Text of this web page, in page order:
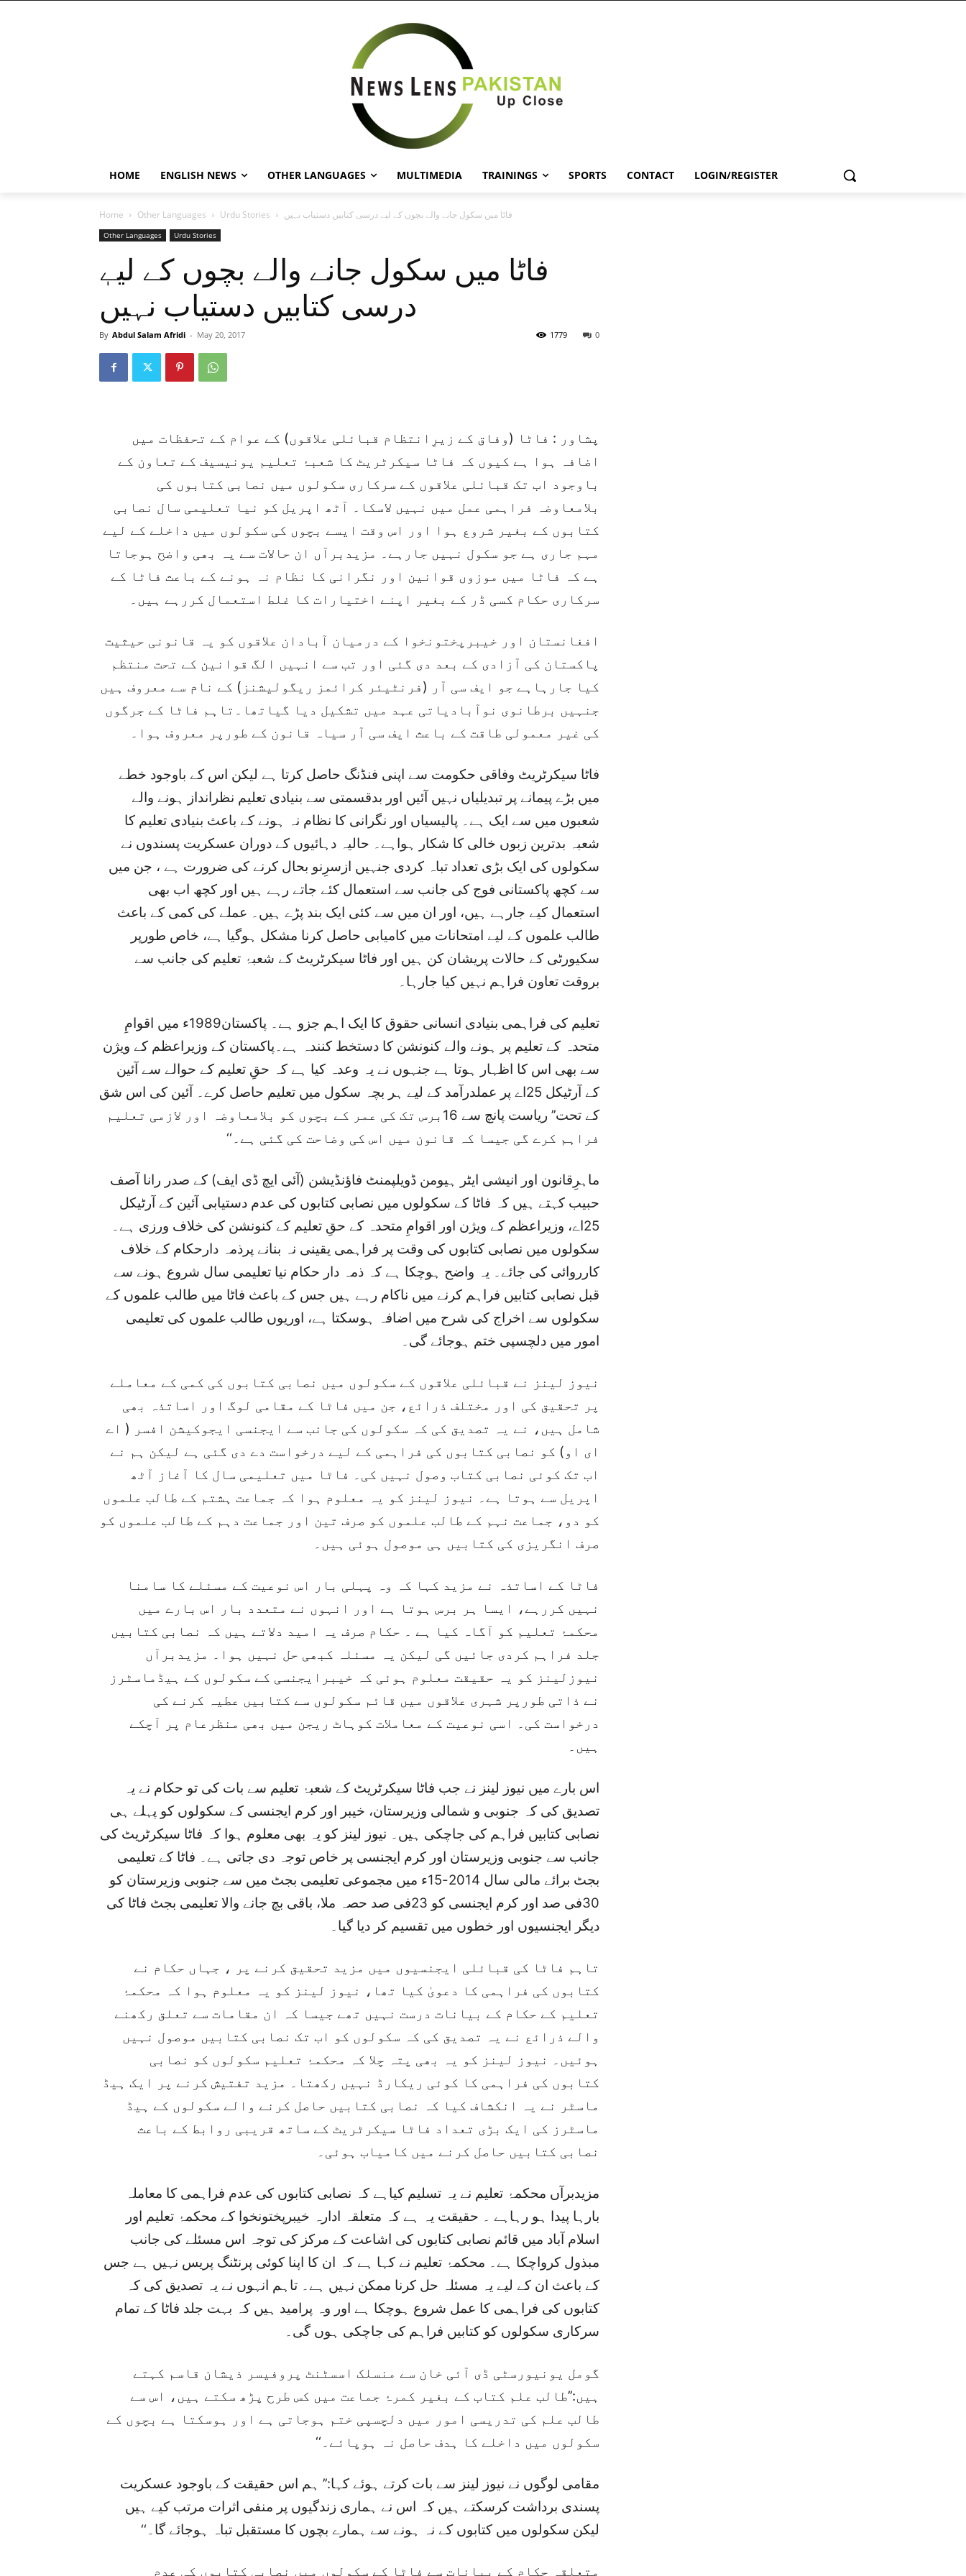
HOME ENGLISH NEWS OTHER LANGUAGES MULTIMEDIA TRAININGS SPORTS CONTACT LOGIN/REGISTER
Home Other Languages Urdu Stories ٖفاٹا میں سکول جانے والے بچوں کے لیے درسی کتابیں دستیاب نہیں
Other Languages Urdu Stories
درسی کتابیں دستیاب نہیں
By Abdul Salam Afridi - May 20, 2017 0
1779
پشاور : فاٹا (وفاق کے زیرِانتظام قبائلی علاقوں) کے عوام کے تحفظات میں
اضافہ ہوا ہے کیوں کہ فاٹا سیکرٹریٹ کا شعبۂ تعلیم یونیسیف کے تعاون کے
باوجود اب تک قبائلی علاقوں کے سرکاری سکولوں میں نصابی کتابوں کی
بلامعاوضہ فراہمی عمل میں نہیں لاسکا۔ آٹھ اپریل کو نیا تعلیمی سال نصابی
کتابوں کے بغیر شروع ہوا اور اس وقت ایسے بچوں کی سکولوں میں داخلے کے لیے
مہم جاری ہے جو سکول نہیں جارہے۔ مزیدبرآں ان حالات سے یہ بھی واضح ہوجاتا
ہے کہ فاٹا میں موزوں قوانین اور نگرانی کا نظام نہ ہونے کے باعث فاٹا کے
سرکاری حکام کسی ڈر کے بغیر اپنے اختیارات کا غلط استعمال کررہے ہیں۔
افغانستان اور خیبرپختونخوا کے درمیان آبادان علاقوں کو یہ قانونی حیثیت
پاکستان کی آزادی کے بعد دی گئی اور تب سے انہیں الگ قوانین کے تحت منتظم
کیا جارہاہے جو ایف سی آر (فرنٹیئر کرائمز ریگولیشنز) کے نام سے معروف ہیں
جنہیں برطانوی نوآبادیاتی عہد میں تشکیل دیا گیاتھا۔تاہم فاٹا کے جرگوں
کی غیر معمولی طاقت کے باعث ایف سی آر سیاہ قانون کے طورپر معروف ہوا۔
فاٹا سیکرٹریٹ وفاقی حکومت سے اپنی فنڈنگ حاصل کرتا ہے لیکن اس کے باوجود خطے
میں بڑے پیمانے پر تبدیلیاں نہیں آئیں اور بدقسمتی سے بنیادی تعلیم نظرانداز ہونے والے
شعبوں میں سے ایک ہے۔ پالیسیاں اور نگرانی کا نظام نہ ہونے کے باعث بنیادی تعلیم کا
شعبہ بدترین زبوں خالی کا شکار ہواہے۔ حالیہ دہائیوں کے دوران عسکریت پسندوں نے
سکولوں کی ایک بڑی تعداد تباہ کردی جنہیں ازسرِنو بحال کرنے کی ضرورت ہے ، جن میں
سے کچھ پاکستانی فوج کی جانب سے استعمال کئے جاتے رہے ہیں اور کچھ اب بھی
استعمال کیے جارہے ہیں، اور ان میں سے کئی ایک بند پڑے ہیں۔ عملے کی کمی کے باعث
طالب علموں کے لیے امتحانات میں کامیابی حاصل کرنا مشکل ہوگیا ہے، خاص طورپر
سکیورٹی کے حالات پریشان کن ہیں اور فاٹا سیکرٹریٹ کے شعبۂ تعلیم کی جانب سے
بروقت تعاون فراہم نہیں کیا جارہا۔
تعلیم کی فراہمی بنیادی انسانی حقوق کا ایک اہم جزو ہے۔ پاکستان1989ء میں اقوامِ
متحدہ کے تعلیم پر ہونے والے کنونشن کا دستخط کنندہ ہے۔پاکستان کے وزیراعظم کے ویژن
سے بھی اس کا اظہار ہوتا ہے جنہوں نے یہ وعدہ کیا ہے کہ حقِ تعلیم کے حوالے سے آئین
کے آرٹیکل 25اے پر عملدرآمد کے لیے ہر بچہ سکول میں تعلیم حاصل کرے۔ آئین کی اس شق
کے تحت’’ ریاست پانچ سے 16برس تک کی عمر کے بچوں کو بلامعاوضہ اور لازمی تعلیم
فراہم کرے گی جیسا کہ قانون میں اس کی وضاحت کی گئی ہے۔‘‘
ماہرِقانون اور انیشی ایٹر ہیومن ڈویلپمنٹ فاؤنڈیشن (آئی ایچ ڈی ایف) کے صدر رانا آصف
حبیب کہتے ہیں کہ فاٹا کے سکولوں میں نصابی کتابوں کی عدم دستیابی آئین کے آرٹیکل
25اے، وزیراعظم کے ویژن اور اقوامِ متحدہ کے حقِ تعلیم کے کنونشن کی خلاف ورزی ہے۔
سکولوں میں نصابی کتابوں کی وقت پر فراہمی یقینی نہ بنانے پرذمہ دارحکام کے خلاف
کارروائی کی جائے۔ یہ واضح ہوچکا ہے کہ ذمہ دار حکام نیا تعلیمی سال شروع ہونے سے
قبل نصابی کتابیں فراہم کرنے میں ناکام رہے ہیں جس کے باعث فاٹا میں طالب علموں کے
سکولوں سے اخراج کی شرح میں اضافہ ہوسکتا ہے، اوریوں طالب علموں کی تعلیمی
امور میں دلچسپی ختم ہوجائے گی۔
نیوز لینز نے قبائلی علاقوں کے سکولوں میں نصابی کتابوں کی کمی کے معاملے
پر تحقیق کی اور مختلف ذرائع، جن میں فاٹا کے مقامی لوگ اور اساتذہ بھی
شامل ہیں، نے یہ تصدیق کی کہ سکولوں کی جانب سے ایجنسی ایجوکیشن افسر ( اے
ای او) کو نصابی کتابوں کی فراہمی کے لیے درخواست دے دی گئی ہے لیکن ہم نے
اب تک کوئی نصابی کتاب وصول نہیں کی۔ فاٹا میں تعلیمی سال کا آغاز آٹھ
اپریل سے ہوتا ہے۔ نیوز لینز کو یہ معلوم ہوا کہ جماعت ہشتم کے طالب علموں
کو دو، جماعت نہم کے طالب علموں کو صرف تین اور جماعت دہم کے طالب علموں کو
صرف انگریزی کی کتابیں ہی موصول ہوئی ہیں۔
فاٹا کے اساتذہ نے مزید کہا کہ وہ پہلی بار اس نوعیت کے مسئلے کا سامنا
نہیں کررہے، ایسا ہر برس ہوتا ہے اور انہوں نے متعدد بار اس بارے میں
محکمۂ تعلیم کو آگاہ کیا ہے ۔ حکام صرف یہ امید دلاتے ہیں کہ نصابی کتابیں
جلد فراہم کردی جائیں گی لیکن یہ مسئلہ کبھی حل نہیں ہوا۔ مزیدبرآں
نیوزلینز کو یہ حقیقت معلوم ہوئی کہ خیبرایجنسی کے سکولوں کے ہیڈماسٹرز
نے ذاتی طورپر شہری علاقوں میں قائم سکولوں سے کتابیں عطیہ کرنے کی
درخواست کی۔ اسی نوعیت کے معاملات کوہاٹ ریجن میں بھی منظرعام پر آچکے
ہیں۔
اس بارے میں نیوز لینز نے جب فاٹا سیکرٹریٹ کے شعبۂ تعلیم سے بات کی تو حکام نے یہ
تصدیق کی کہ جنوبی و شمالی وزیرستان، خیبر اور کرم ایجنسی کے سکولوں کو پہلے ہی
نصابی کتابیں فراہم کی جاچکی ہیں۔ نیوز لینز کو یہ بھی معلوم ہوا کہ فاٹا سیکرٹریٹ کی
جانب سے جنوبی وزیرستان اور کرم ایجنسی پر خاص توجہ دی جاتی ہے۔ فاٹا کے تعلیمی
بجٹ برائے مالی سال 2014-15ء میں مجموعی تعلیمی بجٹ میں سے جنوبی وزیرستان کو
30فی صد اور کرم ایجنسی کو 23فی صد حصہ ملا، باقی بچ جانے والا تعلیمی بجٹ فاٹا کی
دیگر ایجنسیوں اور خطوں میں تقسیم کر دیا گیا۔
تاہم فاٹا کی قبائلی ایجنسیوں میں مزید تحقیق کرنے پر ، جہاں حکام نے
کتابوں کی فراہمی کا دعویٰ کیا تھا، نیوز لینز کو یہ معلوم ہوا کہ محکمۂ
تعلیم کے حکام کے بیانات درست نہیں تھے جیسا کہ ان مقامات سے تعلق رکھنے
والے ذرائع نے یہ تصدیق کی کہ سکولوں کو اب تک نصابی کتابیں موصول نہیں
ہوئیں۔ نیوز لینز کو یہ بھی پتہ چلا کہ محکمۂ تعلیم سکولوں کو نصابی
کتابوں کی فراہمی کا کوئی ریکارڈ نہیں رکھتا۔ مزید تفتیش کرنے پر ایک ہیڈ
ماسٹر نے یہ انکشاف کیا کہ نصابی کتابیں حاصل کرنے والے سکولوں کے ہیڈ
ماسٹرز کی ایک بڑی تعداد فاٹا سیکرٹریٹ کے ساتھ قریبی روابط کے باعث
نصابی کتابیں حاصل کرنے میں کامیاب ہوئی۔
مزیدبرآں محکمۂ تعلیم نے یہ تسلیم کیاہے کہ نصابی کتابوں کی عدم فراہمی کا معاملہ
بارہا پیدا ہو رہاہے ۔ حقیقت یہ ہے کہ متعلقہ ادارہ خیبرپختونخوا کے محکمۂ تعلیم اور
اسلام آباد میں قائم نصابی کتابوں کی اشاعت کے مرکز کی توجہ اس مسئلے کی جانب
مبذول کرواچکا ہے۔ محکمۂ تعلیم نے کہا ہے کہ ان کا اپنا کوئی پرنٹنگ پریس نہیں ہے جس
کے باعث ان کے لیے یہ مسئلہ حل کرنا ممکن نہیں ہے۔ تاہم انہوں نے یہ تصدیق کی کہ
کتابوں کی فراہمی کا عمل شروع ہوچکا ہے اور وہ پرامید ہیں کہ بہت جلد فاٹا کے تمام
سرکاری سکولوں کو کتابیں فراہم کی جاچکی ہوں گی۔
گومل یونیورسٹی ڈی آئی خان سے منسلک اسسٹنٹ پروفیسر ذیشان قاسم کہتے
ہیں:’’طالب علم کتاب کے بغیر کمرۂ جماعت میں کس طرح پڑھ سکتے ہیں، اس سے
طالب علم کی تدریسی امور میں دلچسپی ختم ہوجاتی ہے اور ہوسکتا ہے بچوں کے
سکولوں میں داخلے کا ہدف حاصل نہ ہوپائے۔‘‘
مقامی لوگوں نے نیوز لینز سے بات کرتے ہوئے کہا:’’ ہم اس حقیقت کے باوجود عسکریت
پسندی برداشت کرسکتے ہیں کہ اس نے ہماری زندگیوں پر منفی اثرات مرتب کیے ہیں
لیکن سکولوں میں کتابوں کے نہ ہونے سے ہمارے بچوں کا مستقبل تباہ ہوجائے گا۔‘‘
متعلقہ حکام کے بیانات سے فاٹا کے سکولوں میں نصابی کتابوں کی عدم